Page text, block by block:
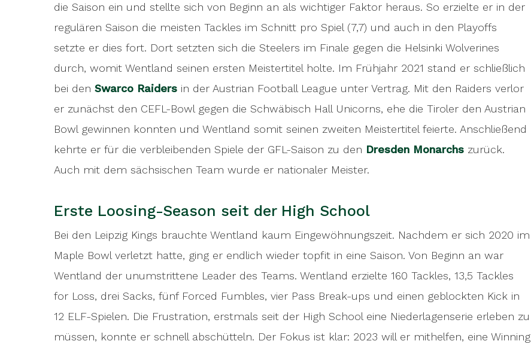
die Saison ein und stellte sich von Beginn an als wichtiger Faktor heraus. So erzielte er in der
regulären Saison die meisten Tackles im Schnitt pro Spiel (7,7) und auch in den Playoffs
setzte er dies fort. Dort setzten sich die Steelers im Finale gegen die Helsinki Wolverines
durch, womit Wentland seinen ersten Meistertitel holte. Im Frühjahr 2021 stand er schließlich
bei den Swarco Raiders in der Austrian Football League unter Vertrag. Mit den Raiders verlor
er zunächst den CEFL-Bowl gegen die Schwäbisch Hall Unicorns, ehe die Tiroler den Austrian
Bowl gewinnen konnten und Wentland somit seinen zweiten Meistertitel feierte. Anschließend
kehrte er für die verbleibenden Spiele der GFL-Saison zu den Dresden Monarchs zurück.
Auch mit dem sächsischen Team wurde er nationaler Meister.
Erste Loosing-Season seit der High School
Bei den Leipzig Kings brauchte Wentland kaum Eingewöhnungszeit. Nachdem er sich 2020 im
Maple Bowl verletzt hatte, ging er endlich wieder topfit in eine Saison. Von Beginn an war
Wentland der unumstrittene Leader des Teams. Wentland erzielte 160 Tackles, 13,5 Tackles
for Loss, drei Sacks, fünf Forced Fumbles, vier Pass Break-ups und einen geblockten Kick in
12 ELF-Spielen. Die Frustration, erstmals seit der High School eine Niederlagenserie erleben zu
müssen, konnte er schnell abschütteln. Der Fokus ist klar: 2023 will er mithelfen, eine Winning